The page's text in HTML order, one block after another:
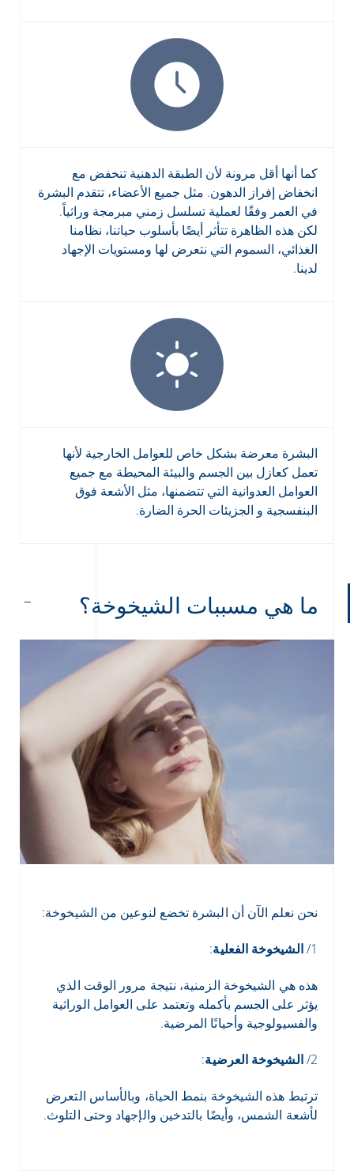
كما أنها أقل مرونة لأن الطبقة الدهنية تنخفض مع
انخفاض إفراز الدهون. مثل جميع الأعضاء، تتقدم البشرة
في العمر وفقًا لعملية تسلسل زمني مبرمجة وراثياً.
لكن هذه الظاهرة تتأثر أيضًا بأسلوب حياتنا، نظامنا
الغذائي، السموم التي نتعرض لها ومستويات الإجهاد
لدينا.
البشرة معرضة بشكل خاص للعوامل الخارجية لأنها
تعمل كعازل بين الجسم والبيئة المحيطة مع جميع
العوامل العدوانية التي تتضمنها، مثل الأشعة فوق
البنفسجية و الجزيئات الحرة الضارة.
ما هي مسببات الشيخوخة؟
نحن نعلم الآن أن البشرة تخضع لنوعين من الشيخوخة:
1/ الشيخوخة الفعلية:
هذه هي الشيخوخة الزمنية، نتيجة مرور الوقت الذي
يؤثر على الجسم بأكمله وتعتمد على العوامل الوراثية
والفسيولوجية وأحيانًا المرضية.
2/ الشيخوخة العرضية:
ترتبط هذه الشيخوخة بنمط الحياة، وبالأساس التعرض
لأشعة الشمس، وأيضًا بالتدخين والإجهاد وحتى التلوث.